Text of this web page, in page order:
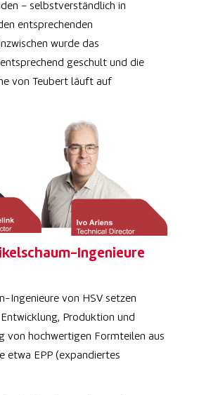
– selbstverständlich in
entsprechenden
wurde das
geschult und die
von Teubert läuft auf
Ingenieure
Ingenieure von HSV setzen
Produktion und
von hochwertigen Formteilen aus
etwa EPP (expandiertes